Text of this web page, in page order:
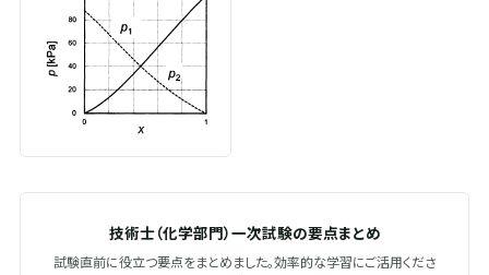
技術士（化学部門）一次試験の要点まとめ
試験直前に役立つ要点をまとめました。効率的な学習にご活用くださ